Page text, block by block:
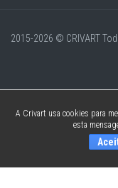
2015-2026 © CRIVART
A Crivart usa cookies para
esta